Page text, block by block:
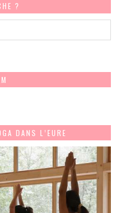
?
DANS L’EURE